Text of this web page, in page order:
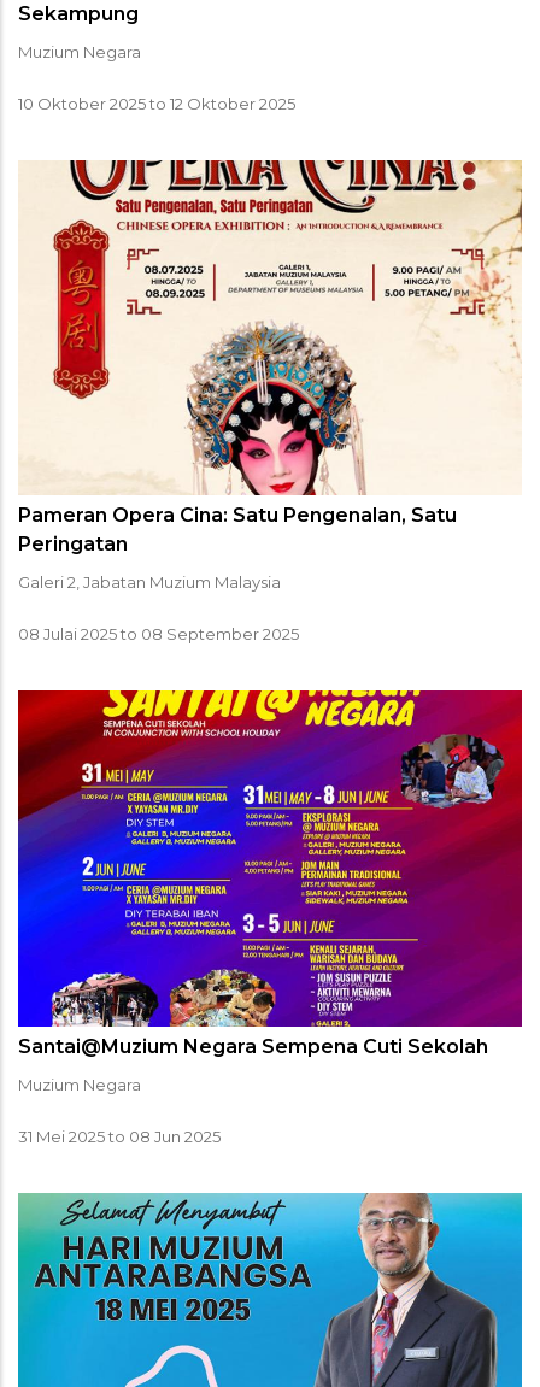
Sekampung
Muzium Negara
10 Oktober 2025to 12 Oktober 2025
Pameran Opera Cina: Satu Pengenalan, Satu
Peringatan
Galeri 2, Jabatan Muzium Malaysia
08 Julai 2025to 08 September 2025
Santai@Muzium Negara Sempena Cuti Sekolah
Muzium Negara
31 Mei 2025to 08 Jun 2025